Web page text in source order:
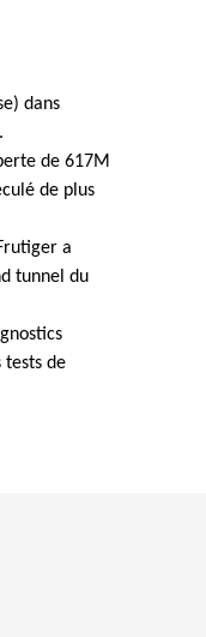
dans
de 617M
de plus
a
tunnel du
tests de